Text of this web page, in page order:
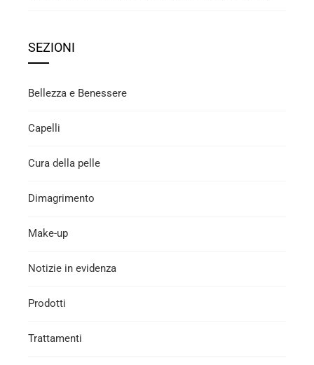
SEZIONI
Bellezza e Benessere
Capelli
Cura della pelle
Dimagrimento
Make-up
Notizie in evidenza
Prodotti
Trattamenti